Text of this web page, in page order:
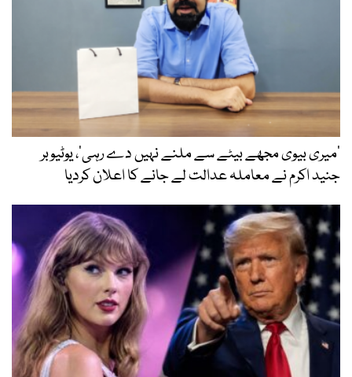
’میری بیوی مجھے بیٹے سے ملنے نہیں دے رہی‘، یوٹیوبر
جنید اکرم نے معاملہ عدالت لے جانے کا اعلان کردیا